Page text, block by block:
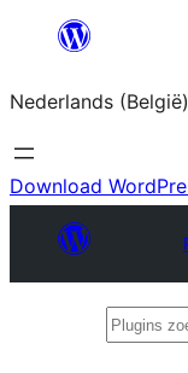
Spring
de
inhoud
Nederlands (België)
Download
Plugins